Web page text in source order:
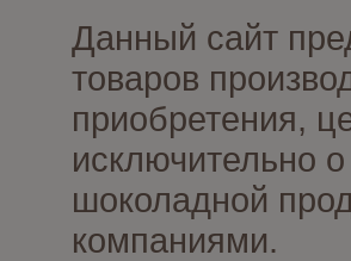
Данный сайт
товаров
приобретения,
исключительно
шоколадной
компаниями.